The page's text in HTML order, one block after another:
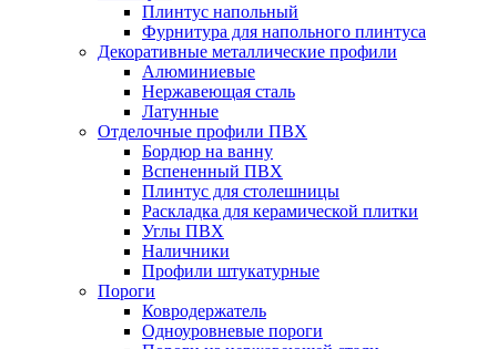
Плинтус напольный
Фурнитура для напольного плинтуса
Декоративные металлические профили
Алюминиевые
Нержавеющая сталь
Латунные
Отделочные профили ПВХ
Бордюр на ванну
Вспененный ПВХ
Плинтус для столешницы
Раскладка для керамической плитки
Углы ПВХ
Наличники
Профили штукатурные
Пороги
Ковродержатель
Одноуровневые пороги